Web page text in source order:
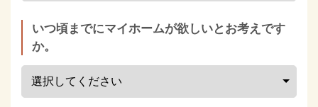
いつ頃までにマイホームが欲しいとお考えです
か。